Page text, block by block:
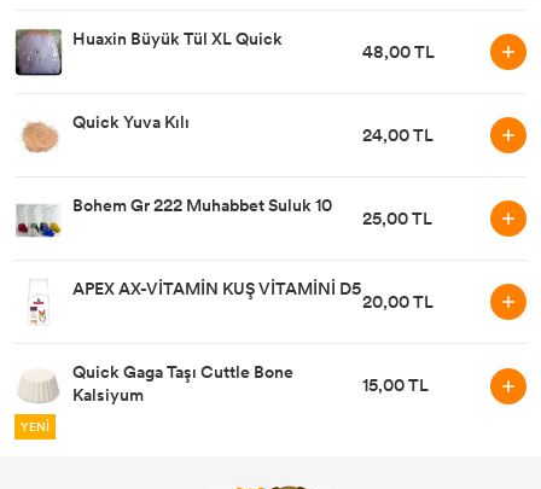
Huaxin Büyük Tül XL Quick
48,00 TL
Quick Yuva Kılı
24,00 TL
Bohem Gr 222 Muhabbet Suluk 10
25,00 TL
APEX AX-VİTAMİN KUŞ VİTAMİNİ D5
20,00 TL
YENİ
Quick Gaga Taşı Cuttle Bone
Kalsiyum
15,00 TL